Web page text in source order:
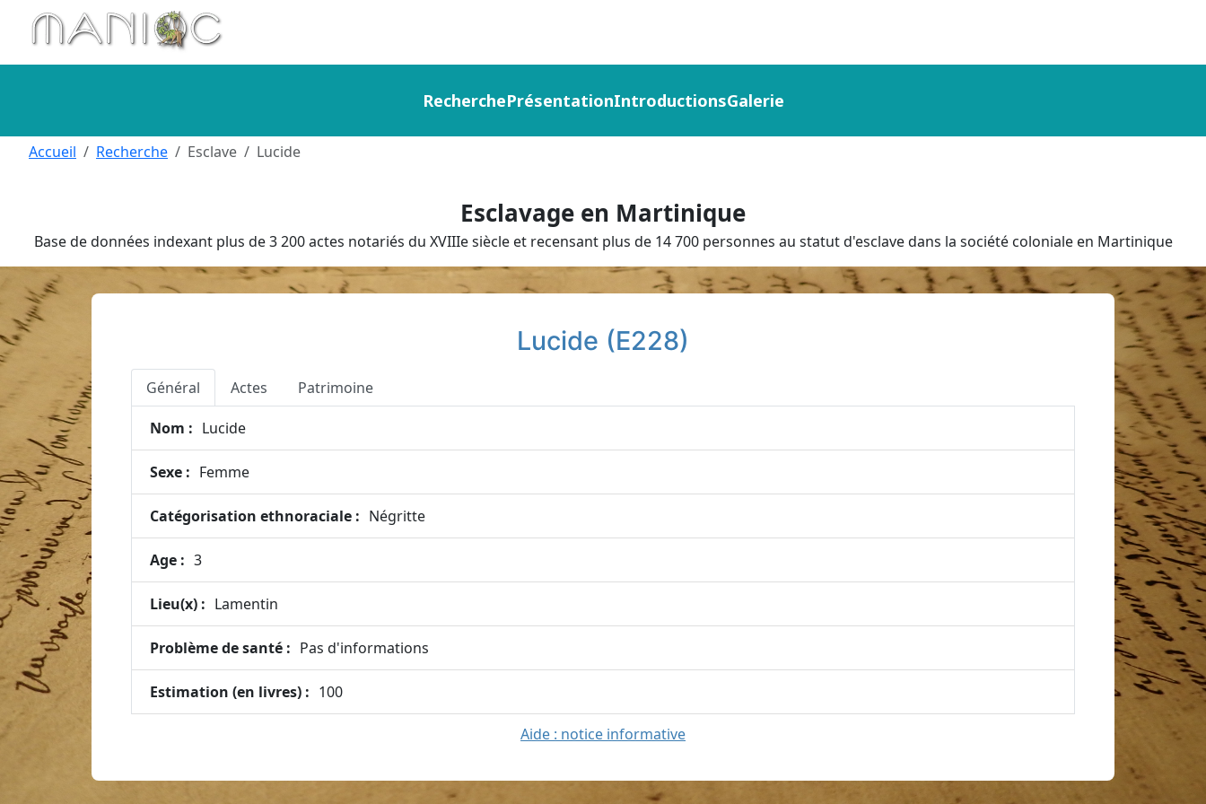
Aller au contenu principal
RecherchePrésentationIntroductionsGalerie
Esclavage en Martinique
Base de données indexant plus de 3 200 actes notariés du XVIIIe siècle et recensant plus de 14 700 personnes au statut d'esclave dans la société coloniale en Martinique
Accueil Recherche Esclave Lucide
Lucide (E228)
Général Actes Patrimoine
Nom : Lucide
Sexe : Femme
Catégorisation ethnoraciale : Négritte
Age : 3
Lieu(x) : Lamentin
Problème de santé : Pas d'informations
Estimation (en livres) : 100
Aide : notice informative